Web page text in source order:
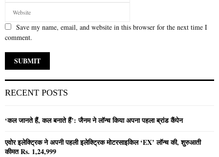
Save my name, email, and website in this browser for the next time I
comment.
RECENT POSTS
‘कल जानते हैं, कल बनाते हैं’: जैनम ने लॉन्च किया अपना पहला ब्रांड कैंपेन
एवोर इलेक्ट्रिक ने अपनी पहली इलेक्ट्रिक मोटरसाइकिल ‘EX’ लॉन्च की, शुरुआती
कीमत Rs. 1,24,999